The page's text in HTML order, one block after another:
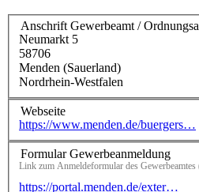
Anschrift Gewerbeamt /
Neumarkt 5
58706
Menden (Sauerland)
Nordrhein-Westfalen
Webseite
https://www.menden.de/buergers…
Formular Gewerbeanmeldung
Link zum Anmeldeformular des
https://portal.menden.de/exter…